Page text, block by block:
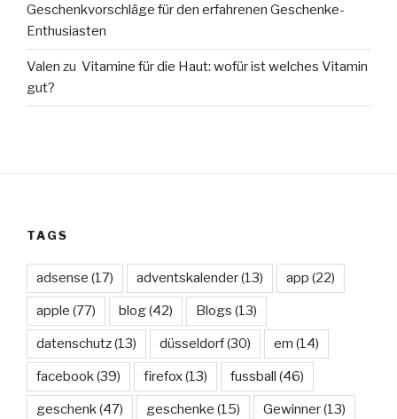
Geschenkvorschläge für den erfahrenen Geschenke-
Enthusiasten
Valen zu Vitamine für die Haut: wofür ist welches Vitamin
gut?
TAGS
adsense (17) adventskalender(13) app (22)
apple (77) blog(42) Blogs (13)
datenschutz(13) düsseldorf(30) em (14)
facebook(39) firefox(13) fussball (46)
geschenk(47) geschenke (15) Gewinner(13)